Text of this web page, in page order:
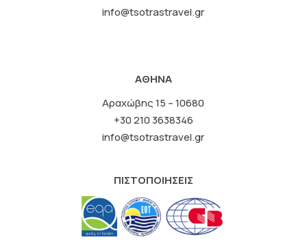
info@tsotrastravel.gr
ΑΘΗΝΑ
Αραχώβης 15 – 10680
+30 210 3638346
info@tsotrastravel.gr
ΠΙΣΤΟΠΟΙΗΣΕΙΣ